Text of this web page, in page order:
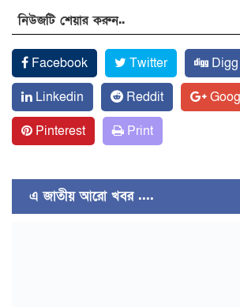
নিউজটি শেয়ার করুন..
Facebook Twitter
Digg
Linkedin
Reddit
Pinterest
Print
এ জাতীয় আরো খবর ....